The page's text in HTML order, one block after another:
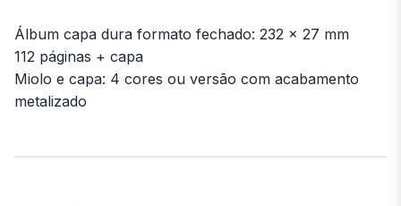
Álbum capa dura formato fechado: 232 x 27 mm
112 páginas + capa
Miolo e capa: 4 cores ou versão com acabamento
metalizado